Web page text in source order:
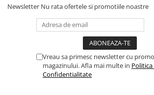
Newsletter Nu rata ofertele si promotiile noastre
Vreau sa primesc newsletter cu
magazinului. Afla mai multe in Politica
Confidentialitate